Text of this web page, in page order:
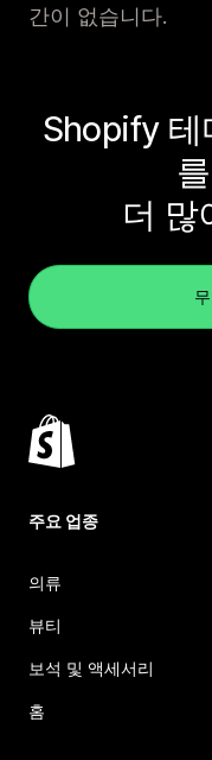
간이 없습니다.
Shopify 테
더 많
주요 업종
의류
뷰티
보석 및 액세서리
홈